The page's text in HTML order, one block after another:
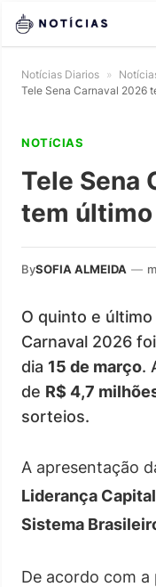
Notícias Diarios »
Tele Sena Carnaval 2026
NOTíCIAS
Tele Sena
tem
BySOFIA ALMEIDA —
O quinto e
Carnaval 2026
dia 15 de março.
de R$ 4,7
sorteios.
A apresentação
Liderança
Sistema
De acordo com a